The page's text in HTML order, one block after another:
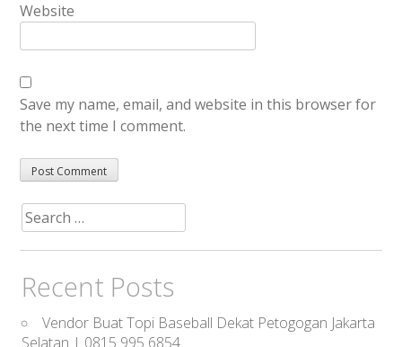
Website
Save my name, email, and website in this browser for
the next time I comment.
Search
for:
Recent Posts
Vendor Buat Topi Baseball Dekat Petogogan Jakarta
Selatan | 0815 995 6854